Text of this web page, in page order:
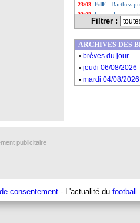
23/03 EdF : Barthez
23/03 Lyon: Lepenant
Sondage MF:
... Liste des
... Liste des
Filtrer :
ARCHIVES DES
. brèves du jour
. jeudi 06/08/2026
. mardi 04/08/2026
publicitaire
consentement - L'actualité du football